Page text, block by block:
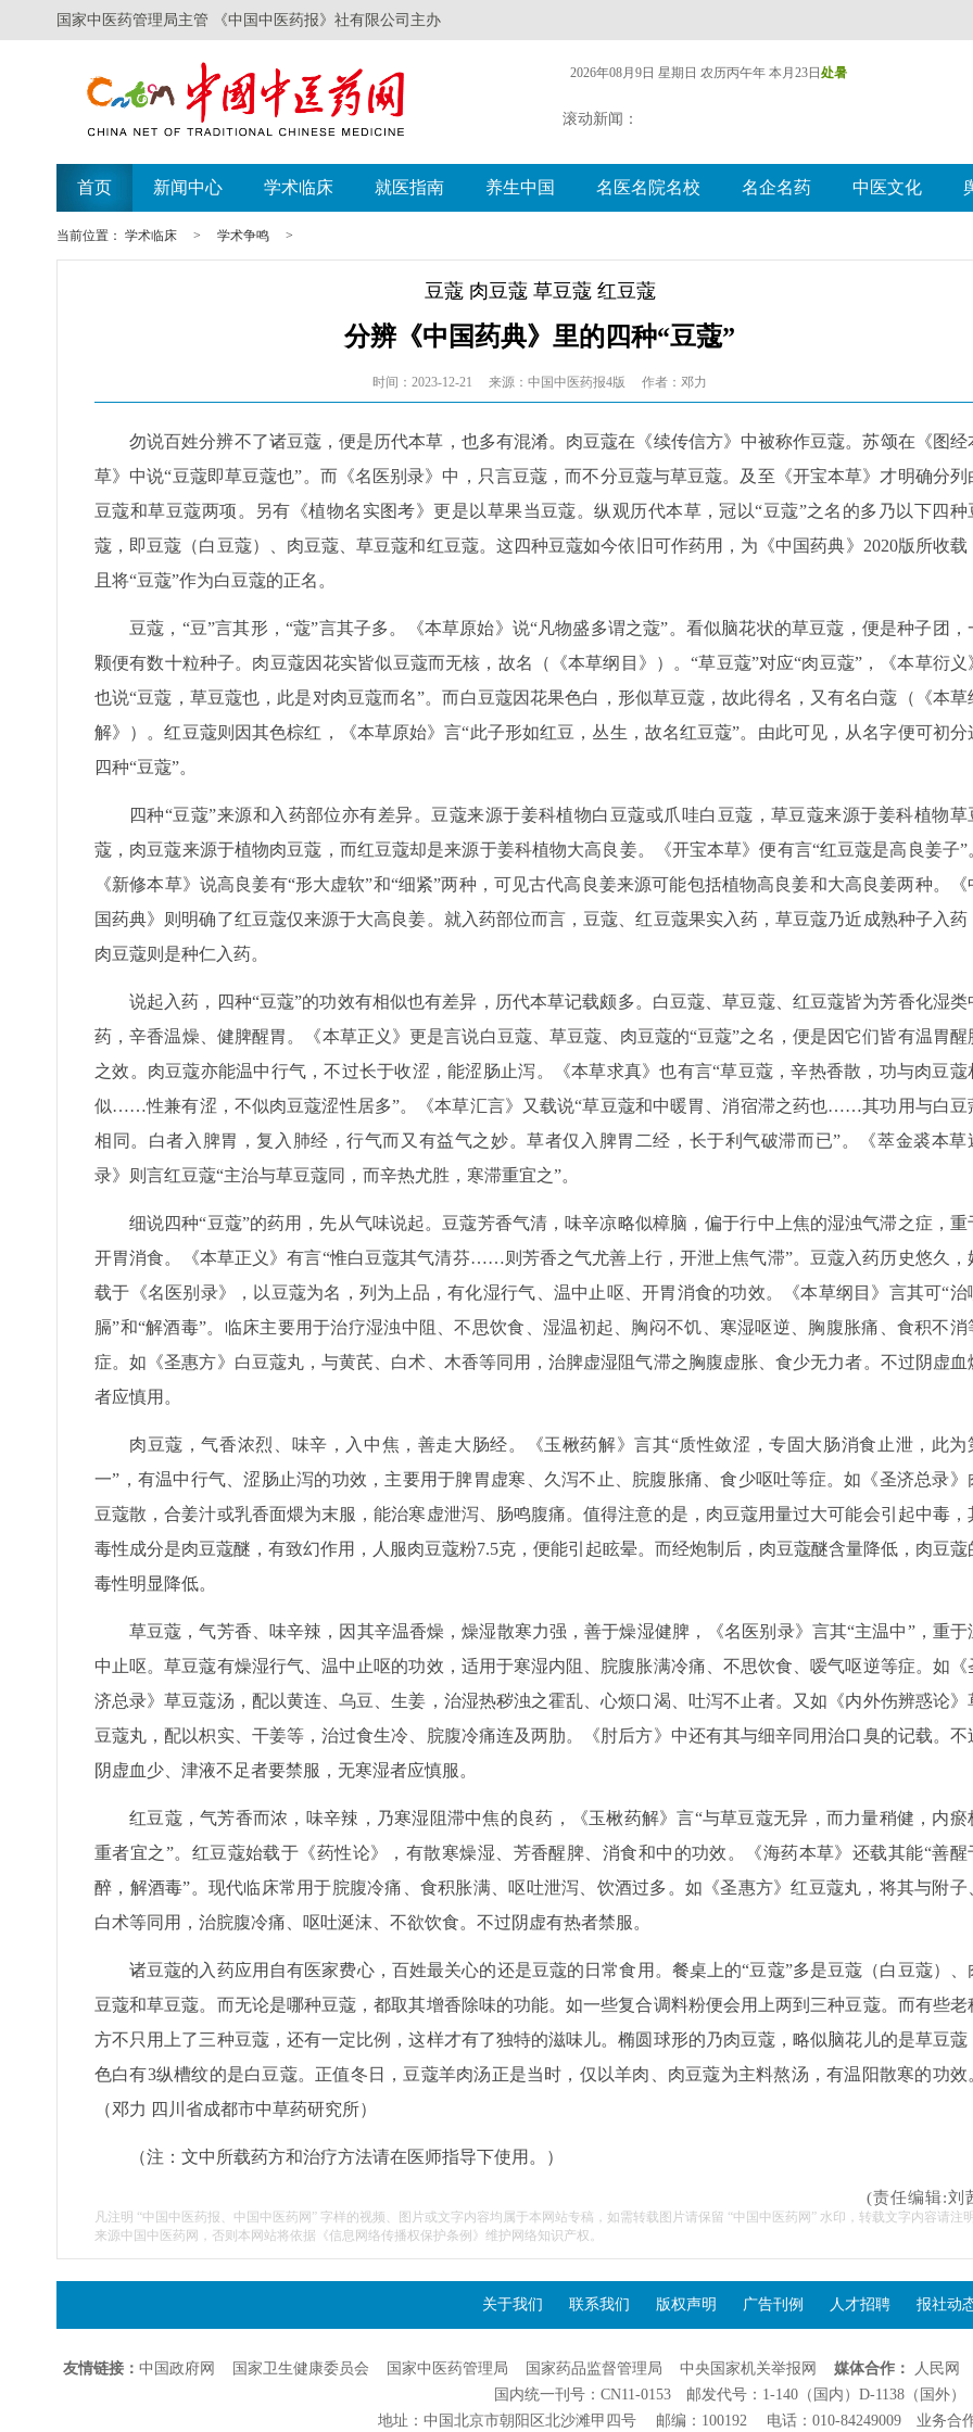
国家中医药管理局主管 《中国中医药报》社有限公司主办
2026年08月9日 星期日 农历丙午年 本月23日 处暑
滚动新闻：
首页 新闻中心 学术临床 就医指南 养生中国 名医名院名校 名企名药 中医文化
当前位置： 学术临床 > 学术争鸣 >
豆蔻 肉豆蔻 草豆蔻 红豆蔻
分辨《中国药典》里的四种“豆蔻”
时间：2023-12-21 来源：中国中医药报4版 作者：邓力
勿说百姓分辨不了诸豆蔻，便是历代本草，也多有混淆。肉豆蔻在《续传信方》中被称作豆蔻。苏颂在《图经
草》中说“豆蔻即草豆蔻也”。而《名医别录》中，只言豆蔻，而不分豆蔻与草豆蔻。及至《开宝本草》才明确分列
豆蔻和草豆蔻两项。另有《植物名实图考》更是以草果当豆蔻。纵观历代本草，冠以“豆蔻”之名的多乃以下四种
蔻，即豆蔻（白豆蔻）、肉豆蔻、草豆蔻和红豆蔻。这四种豆蔻如今依旧可作药用，为《中国药典》2020版所收载
且将“豆蔻”作为白豆蔻的正名。
豆蔻，“豆”言其形，“蔻”言其子多。《本草原始》说“凡物盛多谓之蔻”。看似脑花状的草豆蔻，便是种子团，
颗便有数十粒种子。肉豆蔻因花实皆似豆蔻而无核，故名（《本草纲目》）。“草豆蔻”对应“肉豆蔻”，《本草衍义
也说“豆蔻，草豆蔻也，此是对肉豆蔻而名”。而白豆蔻因花果色白，形似草豆蔻，故此得名，又有名白蔻（《本草
解》）。红豆蔻则因其色棕红，《本草原始》言“此子形如红豆，丛生，故名红豆蔻”。由此可见，从名字便可初分
四种“豆蔻”。
四种“豆蔻”来源和入药部位亦有差异。豆蔻来源于姜科植物白豆蔻或爪哇白豆蔻，草豆蔻来源于姜科植物草
蔻，肉豆蔻来源于植物肉豆蔻，而红豆蔻却是来源于姜科植物大高良姜。《开宝本草》便有言“红豆蔻是高良姜子”
《新修本草》说高良姜有“形大虚软”和“细紧”两种，可见古代高良姜来源可能包括植物高良姜和大高良姜两种。《
国药典》则明确了红豆蔻仅来源于大高良姜。就入药部位而言，豆蔻、红豆蔻果实入药，草豆蔻乃近成熟种子入药
肉豆蔻则是种仁入药。
说起入药，四种“豆蔻”的功效有相似也有差异，历代本草记载颇多。白豆蔻、草豆蔻、红豆蔻皆为芳香化湿类
药，辛香温燥、健脾醒胃。《本草正义》更是言说白豆蔻、草豆蔻、肉豆蔻的“豆蔻”之名，便是因它们皆有温胃醒
之效。肉豆蔻亦能温中行气，不过长于收涩，能涩肠止泻。《本草求真》也有言“草豆蔻，辛热香散，功与肉豆蔻
似……性兼有涩，不似肉豆蔻涩性居多”。《本草汇言》又载说“草豆蔻和中暖胃、消宿滞之药也……其功用与白豆
相同。白者入脾胃，复入肺经，行气而又有益气之妙。草者仅入脾胃二经，长于利气破滞而已”。《萃金裘本草
录》则言红豆蔻“主治与草豆蔻同，而辛热尤胜，寒滞重宜之”。
细说四种“豆蔻”的药用，先从气味说起。豆蔻芳香气清，味辛凉略似樟脑，偏于行中上焦的湿浊气滞之症，重
开胃消食。《本草正义》有言“惟白豆蔻其气清芬……则芳香之气尤善上行，开泄上焦气滞”。豆蔻入药历史悠久，
载于《名医别录》，以豆蔻为名，列为上品，有化湿行气、温中止呕、开胃消食的功效。《本草纲目》言其可“治
膈”和“解酒毒”。临床主要用于治疗湿浊中阻、不思饮食、湿温初起、胸闷不饥、寒湿呕逆、胸腹胀痛、食积不消
症。如《圣惠方》白豆蔻丸，与黄芪、白术、木香等同用，治脾虚湿阻气滞之胸腹虚胀、食少无力者。不过阴虚血
者应慎用。
肉豆蔻，气香浓烈、味辛，入中焦，善走大肠经。《玉楸药解》言其“质性敛涩，专固大肠消食止泄，此为
一”，有温中行气、涩肠止泻的功效，主要用于脾胃虚寒、久泻不止、脘腹胀痛、食少呕吐等症。如《圣济总录》
豆蔻散，合姜汁或乳香面煨为末服，能治寒虚泄泻、肠鸣腹痛。值得注意的是，肉豆蔻用量过大可能会引起中毒，
毒性成分是肉豆蔻醚，有致幻作用，人服肉豆蔻粉7.5克，便能引起眩晕。而经炮制后，肉豆蔻醚含量降低，肉豆蔻
毒性明显降低。
草豆蔻，气芳香、味辛辣，因其辛温香燥，燥湿散寒力强，善于燥湿健脾，《名医别录》言其“主温中”，重于
中止呕。草豆蔻有燥湿行气、温中止呕的功效，适用于寒湿内阻、脘腹胀满冷痛、不思饮食、嗳气呕逆等症。如《
济总录》草豆蔻汤，配以黄连、乌豆、生姜，治湿热秽浊之霍乱、心烦口渴、吐泻不止者。又如《内外伤辨惑论》
豆蔻丸，配以枳实、干姜等，治过食生冷、脘腹冷痛连及两肋。《肘后方》中还有其与细辛同用治口臭的记载。不
阴虚血少、津液不足者要禁服，无寒湿者应慎服。
红豆蔻，气芳香而浓，味辛辣，乃寒湿阻滞中焦的良药，《玉楸药解》言“与草豆蔻无异，而力量稍健，内瘀
重者宜之”。红豆蔻始载于《药性论》，有散寒燥湿、芳香醒脾、消食和中的功效。《海药本草》还载其能“善醒
醉，解酒毒”。现代临床常用于脘腹冷痛、食积胀满、呕吐泄泻、饮酒过多。如《圣惠方》红豆蔻丸，将其与附子
白术等同用，治脘腹冷痛、呕吐涎沫、不欲饮食。不过阴虚有热者禁服。
诸豆蔻的入药应用自有医家费心，百姓最关心的还是豆蔻的日常食用。餐桌上的“豆蔻”多是豆蔻（白豆蔻）、
豆蔻和草豆蔻。而无论是哪种豆蔻，都取其增香除味的功能。如一些复合调料粉便会用上两到三种豆蔻。而有些老
方不只用上了三种豆蔻，还有一定比例，这样才有了独特的滋味儿。椭圆球形的乃肉豆蔻，略似脑花儿的是草豆蔻
色白有3纵槽纹的是白豆蔻。正值冬日，豆蔻羊肉汤正是当时，仅以羊肉、肉豆蔻为主料熬汤，有温阳散寒的功效
（邓力 四川省成都市中草药研究所）
（注：文中所载药方和治疗方法请在医师指导下使用。）
(责任编辑:刘
凡注明 “中国中医药报、中国中医药网” 字样的视频、图片或文字内容均属于本网站专稿，如需转载图片请保留 “中国中医药网” 水印，转载文字内容请注明
来源中国中医药网，否则本网站将依据《信息网络传播权保护条例》维护网络知识产权。
关于我们 联系我们 版权声明 广告刊例 人才招聘 报社动
友情链接： 中国政府网 国家卫生健康委员会 国家中医药管理局 国家药品监督管理局 中央国家机关举报网 媒体合作： 人民网
国内统一刊号：CN11-0153 邮发代号：1-140（国内）D-1138（国外）
地址：中国北京市朝阳区北沙滩甲四号 邮编：100192 电话：010-84249009 业务合作